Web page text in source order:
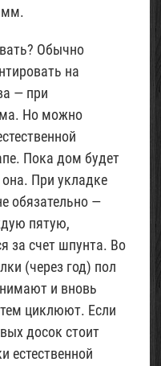
мм.
Обычно
на
— при
Но можно
Пока дом будет
При укладке
обязательно —
пятую,
за счет шпунта. Во
(через год) пол
и вновь
циклюют. Если
досок стоит
естественной